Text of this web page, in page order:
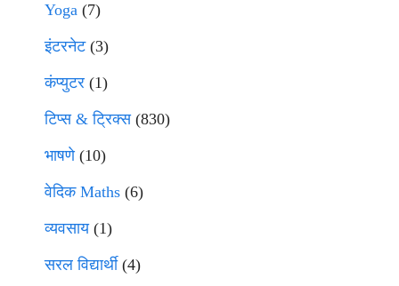
Yoga (7)
इंटरनेट(3)
कंप्युटर (1)
टिप्स & ट्रिक्स(830)
भाषणे(10)
वेदिक Maths (6)
व्यवसाय(1)
सरल विद्यार्थी(4)